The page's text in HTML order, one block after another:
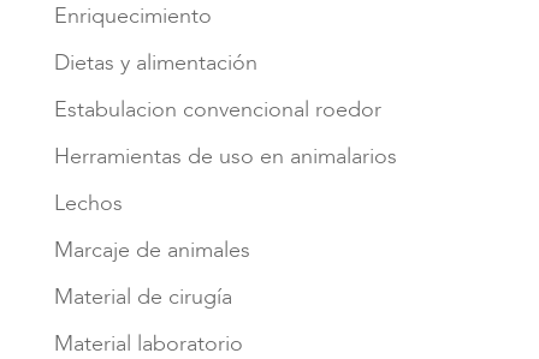
Enriquecimiento
Dietas y alimentación
Estabulacion convencional roedor
Herramientas de uso en animalarios
Lechos
Marcaje de animales
Material de cirugía
Material laboratorio